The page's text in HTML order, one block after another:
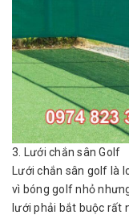
3. Lưới chắn sân Golf
Lưới chắn sân golf là
vì bóng golf nhỏ
lưới phải bắt buộc rất